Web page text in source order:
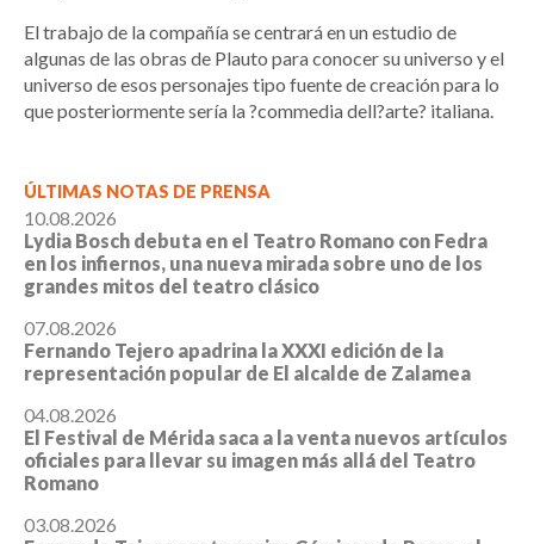
El trabajo de la compañía se centrará en un estudio de
algunas de las obras de Plauto para conocer su universo y el
universo de esos personajes tipo fuente de creación para lo
que posteriormente sería la ?commedia dell?arte? italiana.
ÚLTIMAS NOTAS DE PRENSA
10.08.2026
Lydia Bosch debuta en el Teatro Romano con Fedra
en los infiernos, una nueva mirada sobre uno de los
grandes mitos del teatro clásico
07.08.2026
Fernando Tejero apadrina la XXXI edición de la
representación popular de El alcalde de Zalamea
04.08.2026
El Festival de Mérida saca a la venta nuevos artículos
oficiales para llevar su imagen más allá del Teatro
Romano
03.08.2026